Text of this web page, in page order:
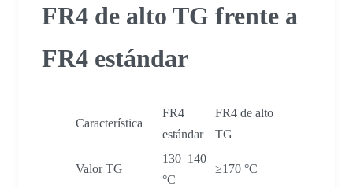
FR4 de alto TG frente a
FR4 estándar
Característica
FR4
estándar
FR4 de alto
TG
Valor TG
130–140
°C
≥170 °C